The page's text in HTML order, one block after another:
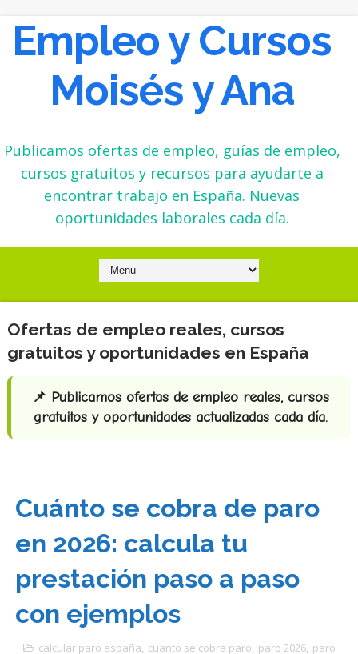
Empleo y Cursos
Moisés y Ana
Publicamos ofertas de empleo, guías de empleo,
cursos gratuitos y recursos para ayudarte a
encontrar trabajo en España. Nuevas
oportunidades laborales cada día.
Ofertas de empleo reales, cursos
gratuitos y oportunidades en España
📌 Publicamos ofertas de empleo reales, cursos
gratuitos y oportunidades actualizadas cada día.
Cuánto se cobra de paro
en 2026: calcula tu
prestación paso a paso
con ejemplos
calcular paro españa, cuanto se cobra paro, paro 2026, paro